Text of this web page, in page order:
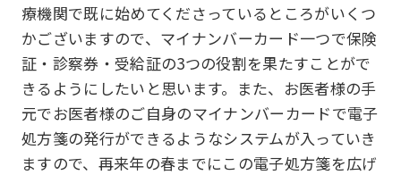
療機関で既に始めてくださっているところがいくつ
かございますので、マイナンバーカード一つで保険
証・診察券・受給証の3つの役割を果たすことがで
きるようにしたいと思います。また、お医者様の手
元でお医者様のご自身のマイナンバーカードで電子
処方箋の発行ができるようなシステムが入っていき
ますので、再来年の春までにこの電子処方箋を広げ